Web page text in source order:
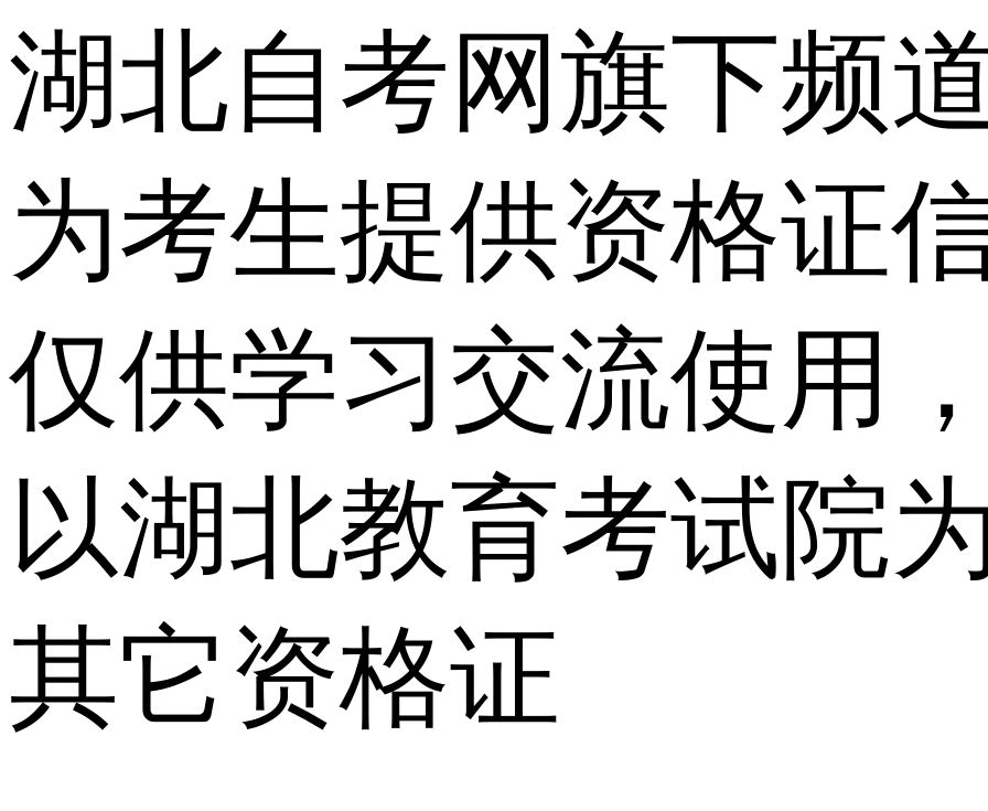
湖北自考网旗下频
为考生提供资格证
仅供学习交流使用
以湖北教育考试院
其它资格证